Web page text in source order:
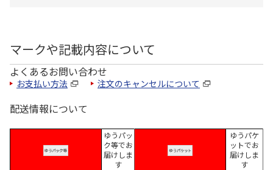
マークや記載内容について
よくあるお問い合わせ
お支払い方法 注文のキャンセルについて
配送情報について
ゆうパッ
ク等でお
届けしま
す
ゆうパケ
ットでお
届けしま
す